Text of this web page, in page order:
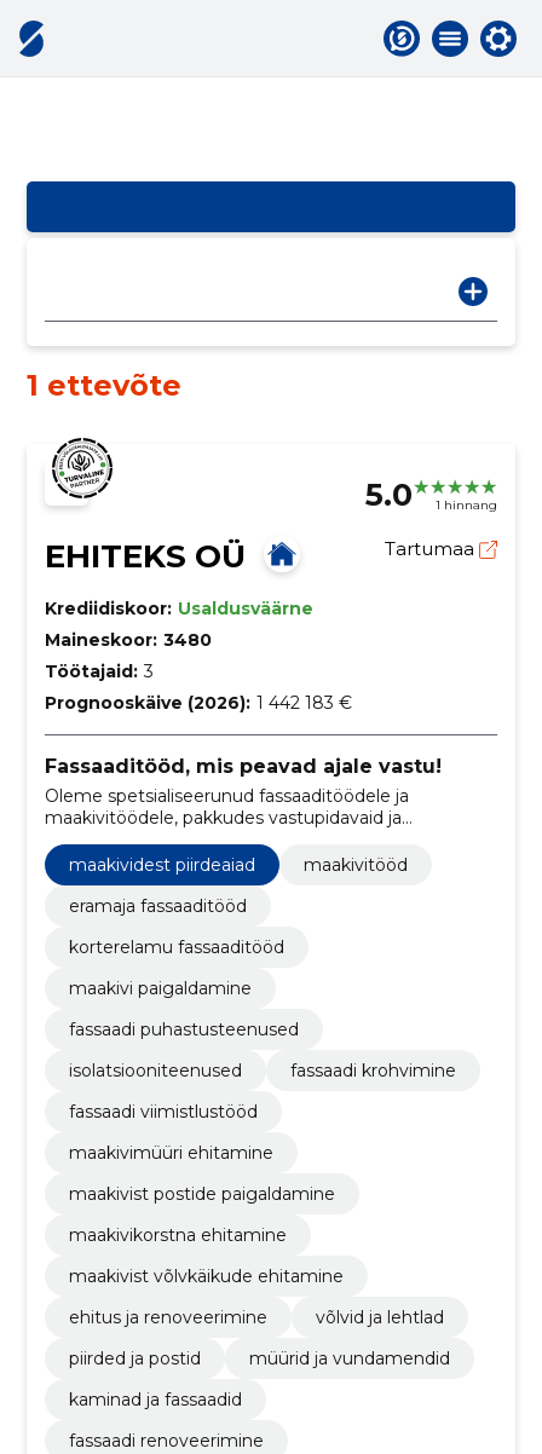
1 ettevõte
5.0 1 hinnang
EHITEKS OÜ Tartumaa
Krediidiskoor: Usaldusväärne
Maineskoor: 3480
Töötajaid: 3
Prognooskäive (2026): 1 442 183 €
Fassaaditööd, mis peavad ajale vastu!
Oleme spetsialiseerunud fassaaditöödele ja
maakivitöödele, pakkudes vastupidavaid ja
kvaliteetseid lahendusi eramajadele, kortermajadele
ja ärihoonetele.
maakividest piirdeaiad
maakivitööd
eramaja fassaaditööd
korterelamu fassaaditööd
maakivi paigaldamine
fassaadi puhastusteenused
isolatsiooniteenused
fassaadi krohvimine
fassaadi viimistlustööd
maakivimüüri ehitamine
maakivist postide paigaldamine
maakivikorstna ehitamine
maakivist võlvkäikude ehitamine
ehitus ja renoveerimine
võlvid ja lehtlad
piirded ja postid
müürid ja vundamendid
kaminad ja fassaadid
fassaadi renoveerimine